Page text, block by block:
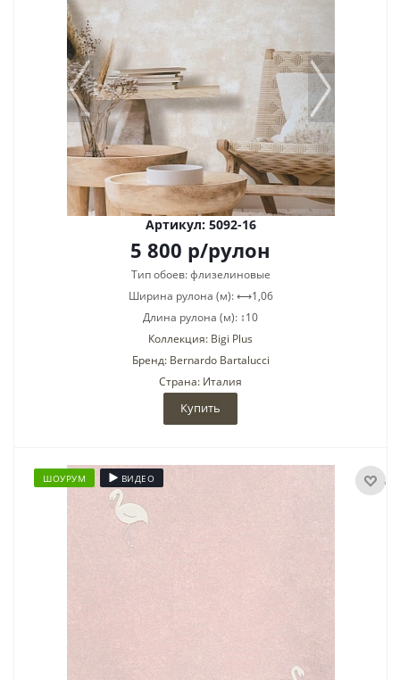
Артикул: 5092-16
5 800 р/рулон
Тип обоев: флизелиновые
Ширина рулона (м): ⟷1,06
Длина рулона (м): ↕10
Коллекция: Bigi Plus
Бренд: Bernardo Bartalucci
Страна: Италия
Купить
ШОУРУМ ВИДЕО